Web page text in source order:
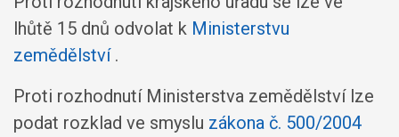
lhůtě 15 dnů odvolat k Ministerstvu
zemědělství.
Proti rozhodnutí Ministerstva zemědělství lze
podat rozklad ve smyslu zákona č. 500/2004